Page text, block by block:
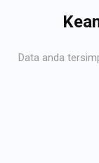
Data anda